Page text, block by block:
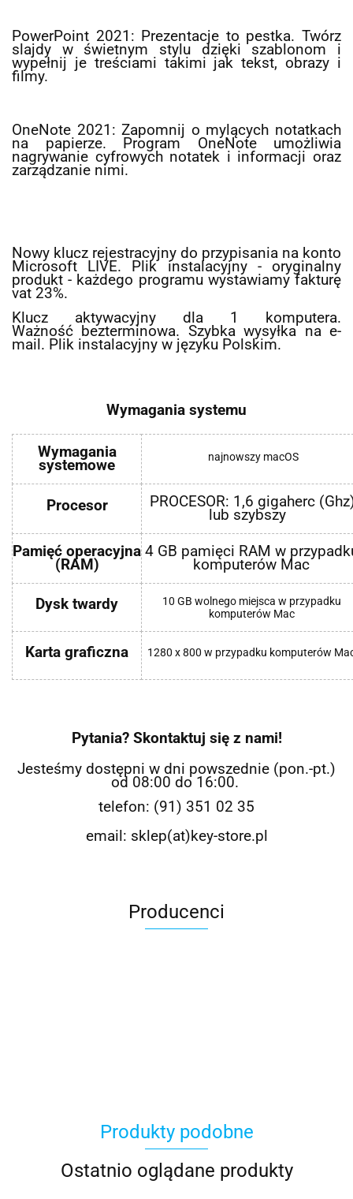
PowerPoint 2021: Prezentacje to pestka. Twórz
slajdy w świetnym stylu dzięki szablonom i
wypełnij je treściami takimi jak tekst, obrazy i
filmy.
OneNote 2021: Zapomnij o mylących notatkach
na papierze. Program OneNote umożliwia
nagrywanie cyfrowych notatek i informacji oraz
zarządzanie nimi.
Nowy klucz rejestracyjny do przypisania na konto
Microsoft LIVE. Plik instalacyjny - oryginalny
produkt - każdego programu wystawiamy fakturę
vat 23%.
Klucz aktywacyjny dla 1 komputera.
Ważność bezterminowa. Szybka wysyłka na e-
mail. Plik instalacyjny w języku Polskim.
Wymagania systemu
Wymagania
systemowe najnowszy macOS
Procesor PROCESOR: 1,6 gigaherc
lub szybszy
Pamięć operacyjna
(RAM)
4 GB pamięci RAM w
komputerów Mac
Dysk twardy
10 GB wolnego miejsca w przypadku
komputerów Mac
Karta graficzna 1280 x 800 w przypadku komputerów
Pytania? Skontaktuj się z nami!
Jesteśmy dostępni w dni powszednie (pon.-pt.)
od 08:00 do 16:00.
telefon: (91) 351 02 35
email: sklep(at)key-store.pl
Producenci
Eset
Produkty podobne
Ostatnio oglądane produkty